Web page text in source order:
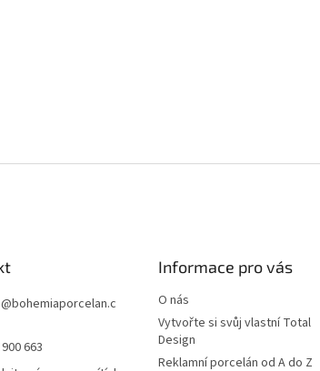
@bohemiaporcelan.c
663
Informace pro vás
O nás
Vytvořte si svůj vlastní Total
Design
Reklamní porcelán od A do Z